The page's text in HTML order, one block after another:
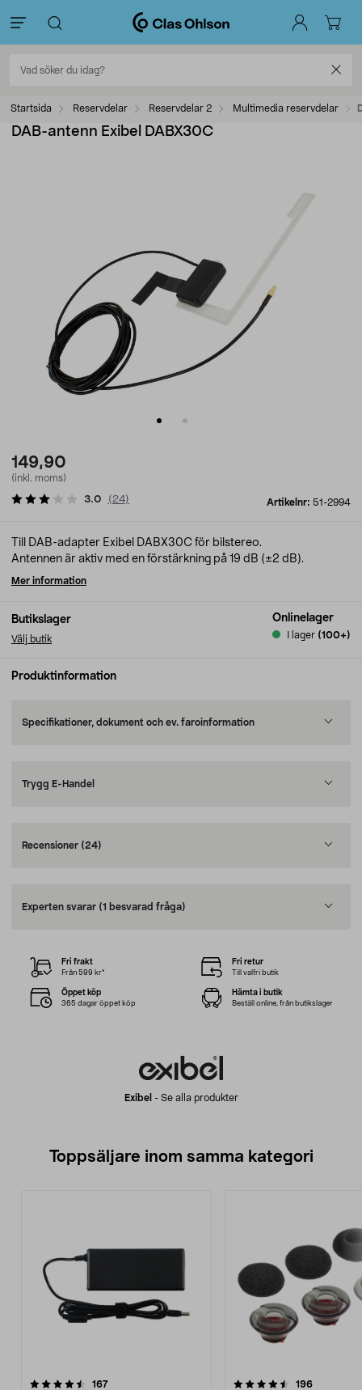
Startsida Reservdelar Reservdelar 2 Multimedia reservdelar
DAB-antenn Exibel DABX30C
149,90
(inkl. moms)
Artikelnr: 51-2994
3.0 ( 24)
Butikslager
Välj butik
Onlinelager
I lager (100+)
Till DAB-adapter Exibel DABX30C för bilstereo.
Antennen är aktiv med en förstärkning på 19 dB (±2 dB).
Mer information
Produktinformation
Specifikationer, dokument och ev. faroinformation
Trygg E-Handel
Recensioner (24)
Experten svarar (1 besvarad fråga)
Exibel - Se alla produkter
Fri frakt
Från 599 kr*
Fri retur
Till valfri butik
Öppet köp
365 dagar öppet köp
Hämta i butik
Beställ online, från butikslager
Toppsäljare inom samma kategori
167recensioner
4.5 av 5 stjärnor 196
5.0 av 5 stjärnor